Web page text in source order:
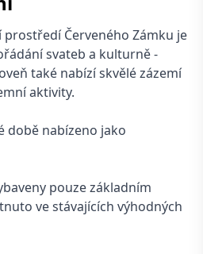
Červeného Zámku je
svateb a kulturně -
také nabízí skvělé zázemí
aktivity.
době nabízeno jako
pouze základním
ve stávajících výhodných